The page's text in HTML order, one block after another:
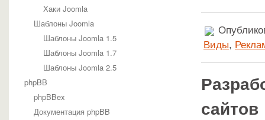
Хаки Joomla
Шаблоны Joomla
Шаблоны Joomla 1.5
Шаблоны Joomla 1.7
Шаблоны Joomla 2.5
phpBB
phpBBex
Документация phpBB
Виды,
сайтов